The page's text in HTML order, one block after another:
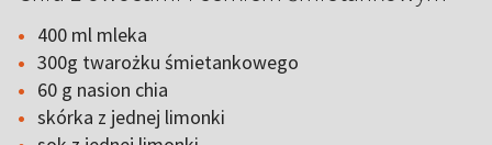
400 ml mleka
300g twarożku śmietankowego
60 g nasion chia
skórka z jednej limonki